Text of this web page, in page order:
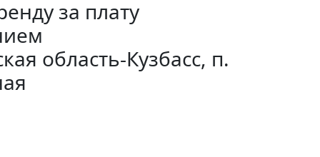
за плату
область-Кузбасс, п.